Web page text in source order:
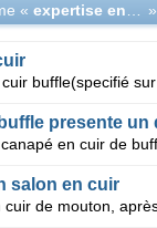
« »
presente un
salon en cuir